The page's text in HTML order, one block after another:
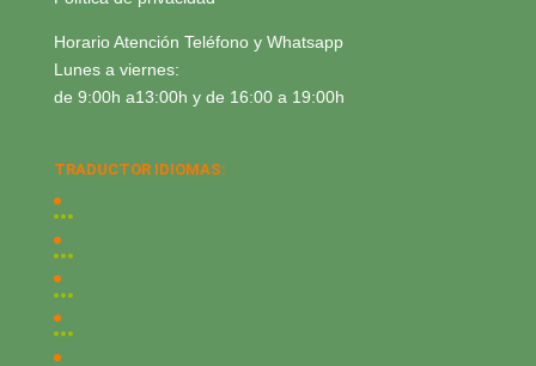
Horario Atención Teléfono y Whatsapp
Lunes a viernes:
de 9:00h a13:00h y de 16:00 a 19:00h
TRADUCTOR IDIOMAS: